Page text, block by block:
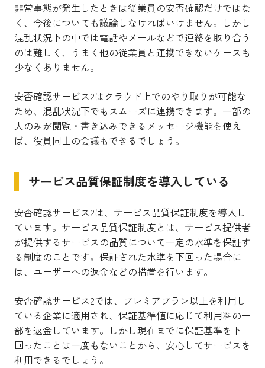
非常事態が発生したときは従業員の安否確認だけではな
く、今後についても議論しなければいけません。しかし
混乱状況下の中では電話やメールなどで連絡を取り合う
のは難しく、うまく他の従業員と連携できないケースも
少なくありません。
安否確認サービス2はクラウド上でのやり取りが可能な
ため、混乱状況下でもスムーズに連携できます。一部の
人のみが閲覧・書き込みできるメッセージ機能を使え
ば、役員同士の会議もできるでしょう。
サービス品質保証制度を導入している
安否確認サービス2は、サービス品質保証制度を導入し
ています。サービス品質保証制度とは、サービス提供者
が提供するサービスの品質について一定の水準を保証す
る制度のことです。保証された水準を下回った場合に
は、ユーザーへの返金などの措置を行います。
安否確認サービス2では、プレミアプラン以上を利用し
ている企業に適用され、保証基準値に応じて利用料の一
部を返金しています。しかし現在までに保証基準を下
回ったことは一度もないことから、安心してサービスを
利用できるでしょう。